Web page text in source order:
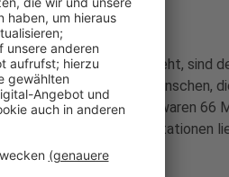
Corona-Verdacht besteht, sind
wichtige Zahl der Menschen,
Vor einer Woche waren 66
sind es 65. Auf Intensivstationen